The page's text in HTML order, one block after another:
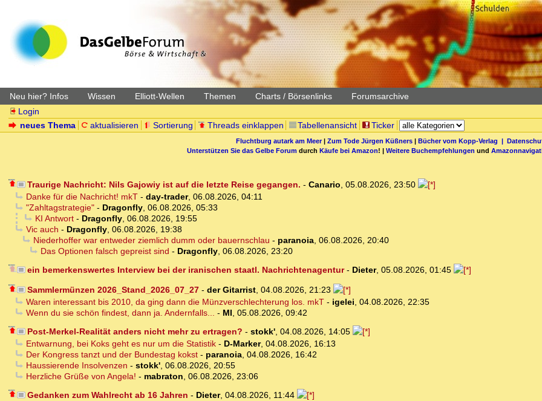
Neu hier? Infos Wissen Elliott-Wellen Themen Charts / Börsenlinks
Forumsarchive
Login
neues Thema
aktualisieren Sortierung Threads einklappen Tabellenansicht Ticker
Fluchtburg autark am Meer| Zum Tode Jürgen Küßners| Bücher vom Kopp-Verlag |
Unterstützen Sie das Gelbe Forum durch Käufe bei Amazon! | Weitere Buchempfehlungen und
Traurige Nachricht: Nils Gajowiy ist auf die letzte Reise gegangen. - Canario, 05.08.2026, 23:50
Danke für die Nachricht! mkT- day-trader, 06.08.2026, 04:11
"Zahltagstrategie"- Dragonfly, 06.08.2026, 05:33
KI Antwort- Dragonfly, 06.08.2026, 19:55
Vic auch - Dragonfly, 06.08.2026, 19:38
Niederhoffer war entweder ziemlich dumm oder bauernschlau - paranoia, 06.08.2026, 20:40
Das Optionen falsch gepreist sind - Dragonfly, 06.08.2026, 23:20
ein bemerkenswertes Interview bei der iranischen staatl. Nachrichtenagentur- Dieter, 05.08.2026, 01:45
Sammlermünzen 2026_Stand_2026_07_27- der Gitarrist, 04.08.2026, 21:23
Waren interessant bis 2010, da ging dann die Münzverschlechterung los. mkT- igelei, 04.08.2026, 22:35
Wenn du sie schön findest, dann ja. Andernfalls... - MI, 05.08.2026, 09:42
Post-Merkel-Realität anders nicht mehr zu ertragen? - stokk', 04.08.2026, 14:05
Entwarnung, bei Koks geht es nur um die Statistik- D-Marker, 04.08.2026, 16:13
Der Kongress tanzt und der Bundestag kokst- paranoia, 04.08.2026, 16:42
Haussierende Insolvenzen - stokk', 06.08.2026, 20:55
Herzliche Grüße von Angela! - mabraton, 06.08.2026, 23:06
Gedanken zum Wahlrecht ab 16 Jahren - Dieter, 04.08.2026, 11:44